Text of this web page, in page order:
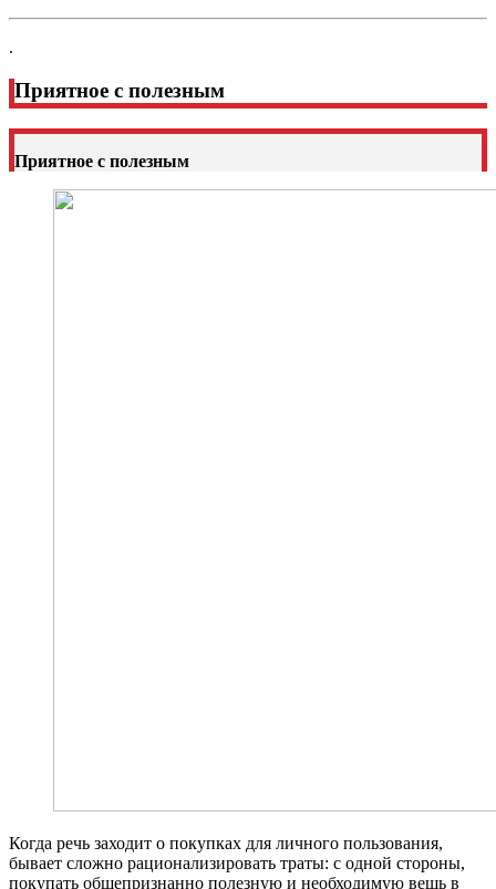
.
Приятное с полезным
Приятное с полезным
Когда речь заходит о покупках для личного пользования,
бывает сложно рационализировать траты: с одной стороны,
покупать общепризнанно полезную и необходимую вещь в